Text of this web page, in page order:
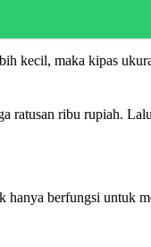
kecil, maka kipas
ratusan ribu rupiah.
berfungsi untuk